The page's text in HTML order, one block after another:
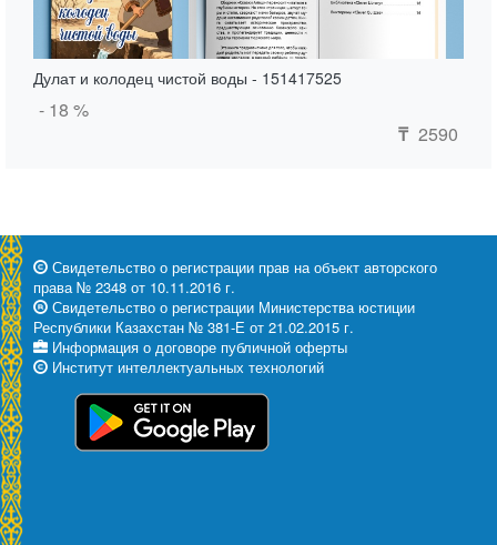
Дулат и колодец чистой воды - 151417525
- 18 %
₸ 2590
Свидетельство о регистрации прав на объект авторского
права № 2348 от 10.11.2016 г.
Свидетельство о регистрации Министерства юстиции
Республики Казахстан № 381-Е от 21.02.2015 г.
Информация о договоре публичной оферты
Институт интеллектуальных технологий